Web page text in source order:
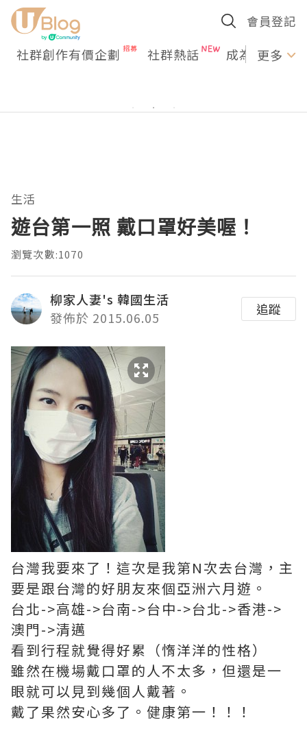
會員登記
社群創作有價企劃 社群熱話 成為U更多
生活
遊台第一照 戴口罩好美喔！
瀏覽次數:1070
柳家人妻's 韓國生活
發佈於 2015.06.05
追蹤
台灣我要來了！這次是我第N次去台灣，主
要是跟台灣的好朋友來個亞洲六月遊。
台北->高雄->台南->台中->台北->香港->
澳門->清邁
看到行程就覺得好累（惰洋洋的性格）
雖然在機場戴口罩的人不太多，但還是一
眼就可以見到幾個人戴著。
戴了果然安心多了。健康第一！！！